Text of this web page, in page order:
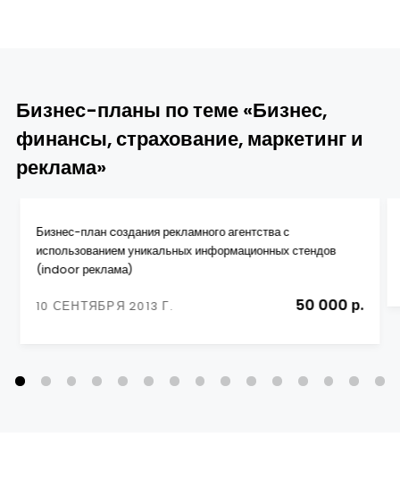
Бизнес-планы по теме «Бизнес,
финансы, страхование, маркетинг и
реклама»
Бизнес-план cоздания рекламного агентства с
использованием уникальных информационных стендов
(indoor реклама)
10 СЕНТЯБРЯ 2013 Г. 50 000 р.